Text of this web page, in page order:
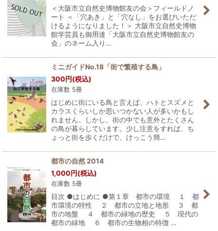
＜大阪市立自然史博物館友の会＞フィールドノ
ート ＜「穴あき」と「穴なし」をお選びいただ
けるようになりました！＞ 大阪市立自然史博物
館学芸員も御用達「大阪市立自然史博物館友の
会」のネーム入り…
ミニガイドNo.18「街で繁殖する鳥」
300円(税込)
在庫数 5冊
はじめに街にいる鳥と言えば、ハトとスズメと
カラスくらいしか思いつかない人が多いかもし
れません。しかし、街の中でも意外とたくさん
の鳥が暮らしています。少し注意をすれば、ち
ょっと街を歩くだけで、けっこう簡…
都市の自然 2014
1,000円(税込)
在庫数 5冊
目次 ●はじめに ●第１章 都市の環境 １ 都
市環境の特性 ２ 都市の立地と地形 ３ 都
市の地盤 ４ 都市の緑地の歴史 ５ 現代の
都市の緑地 ６ 都市の生物相の特徴 …